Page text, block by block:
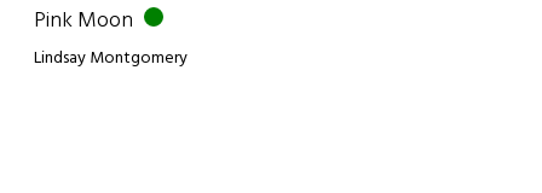
Pink Moon
Lindsay Montgomery